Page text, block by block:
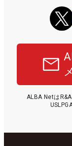
ALBA Netは